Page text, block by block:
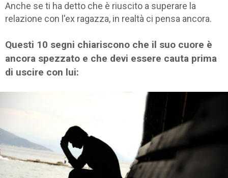
Anche se ti ha detto che è riuscito a superare la
relazione con l'ex ragazza, in realtà ci pensa ancora.
Questi 10 segni chiariscono che il suo cuore è
ancora spezzato e che devi essere cauta prima
di uscire con lui: